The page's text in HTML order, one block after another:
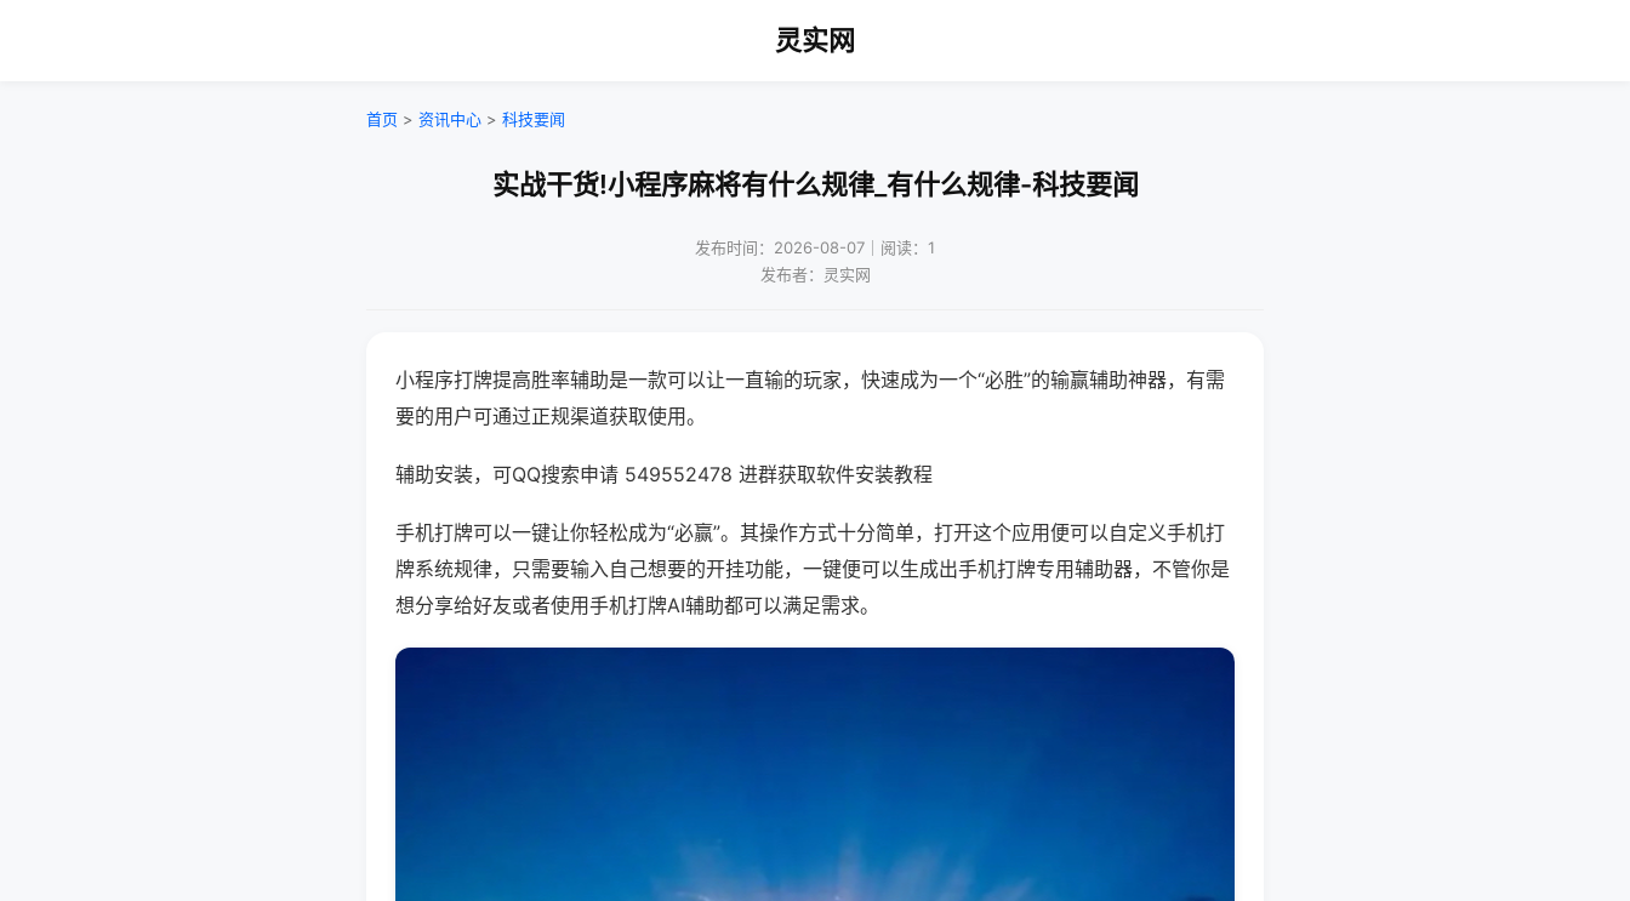
灵实网
首页 > 资讯中心 > 科技要闻
实战干货!小程序麻将有什么规律_有什么规律-科技要闻
发布时间：2026-08-07｜阅读：1
发布者：灵实网
小程序打牌提高胜率辅助是一款可以让一直输的玩家，快速成为一个“必胜”的输赢辅助神器，有需
要的用户可通过正规渠道获取使用。
辅助安装，可QQ搜索申请 549552478 进群获取软件安装教程
手机打牌可以一键让你轻松成为“必赢”。其操作方式十分简单，打开这个应用便可以自定义手机打
牌系统规律，只需要输入自己想要的开挂功能，一键便可以生成出手机打牌专用辅助器，不管你是
想分享给好友或者使用手机打牌AI辅助都可以满足需求。